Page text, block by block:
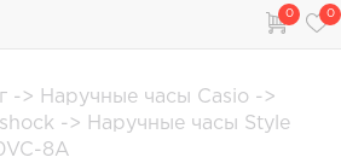
0 0
-> Наручные часы Casio ->
-> Наручные часы Style
8A